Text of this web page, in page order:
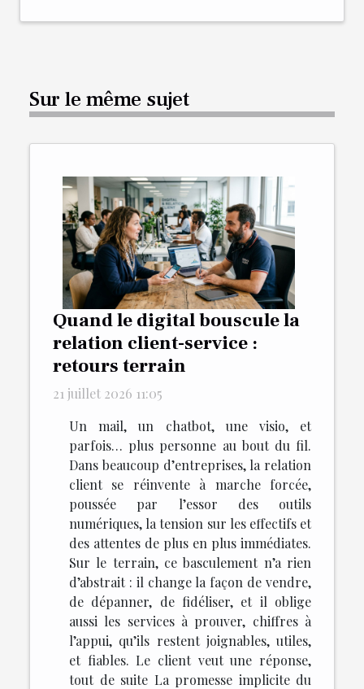
Sur le même sujet
Quand le digital bouscule la
relation client-service :
retours terrain
21 juillet 2026 11:05
Un mail, un chatbot, une visio, et
parfois… plus personne au bout du fil.
Dans beaucoup d’entreprises, la relation
client se réinvente à marche forcée,
poussée par l’essor des outils
numériques, la tension sur les effectifs et
des attentes de plus en plus immédiates.
Sur le terrain, ce basculement n’a rien
d’abstrait : il change la façon de vendre,
de dépanner, de fidéliser, et il oblige
aussi les services à prouver, chiffres à
l’appui, qu’ils restent joignables, utiles,
et fiables. Le client veut une réponse,
tout de suite La promesse implicite du